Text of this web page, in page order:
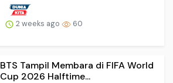
2 weeks ago 60
BTS Tampil Membara di FIFA World
Cup 2026 Halftime...